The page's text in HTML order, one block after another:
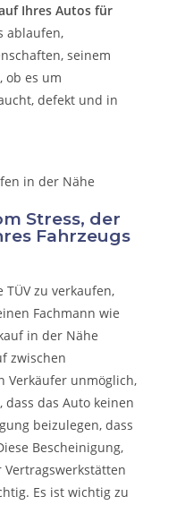
Ihres Autos für
ablaufen,
seinem
ob es um
defekt und in
Stress, der
Fahrzeugs
TÜV zu verkaufen,
Fachmann wie
in der Nähe
zwischen
Verkäufer unmöglich,
das Auto keinen
beizulegen, dass
Bescheinigung,
Es ist wichtig zu